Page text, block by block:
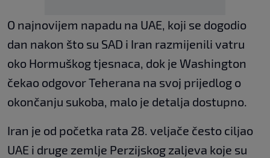
O najnovijem napadu na UAE, koji se dogodio
dan nakon što su SAD i Iran razmijenili vatru
oko Hormuškog tjesnaca, dok je Washington
čekao odgovor Teherana na svoj prijedlog o
okončanju sukoba, malo je detalja dostupno.
Iran je od početka rata 28. veljače često ciljao
UAE i druge zemlje Perzijskog zaljeva koje su